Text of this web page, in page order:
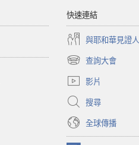
快速連結
與耶和華見證
查詢大會
（開
啟
新
視
窗）
影片
搜尋
全球傳播